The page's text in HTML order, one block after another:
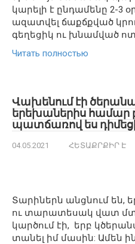
կարելի է ընդամենը 2-3
ազատվել ճաքճքված
գեղեցիկ ու խնամված
Читать полностью
Վախենում էի
երեխաներիս համար
պատճառով ես դիմեցի
04.05.2021 ՀԵՏԱՔՐՔԻՐ Է
Տարիներն անցնում են,
ու տարատեսակ վատ
կարծում էի, երբ
տանել իմ մասին: Ամեն